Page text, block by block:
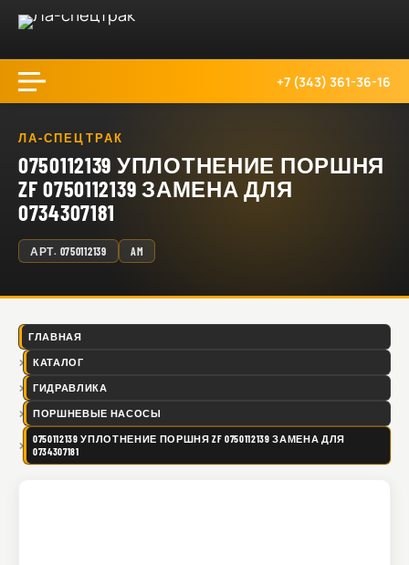
+7 (343) 361-36-16
ЛА-СПЕЦТРАК
0750112139 УПЛОТНЕНИЕ ПОРШНЯ
ZF 0750112139 ЗАМЕНА ДЛЯ
0734307181
АРТ. 0750112139 AM
ГЛАВНАЯ
КАТАЛОГ
ГИДРАВЛИКА
ПОРШНЕВЫЕ НАСОСЫ
0750112139 УПЛОТНЕНИЕ ПОРШНЯ ZF 0750112139 ЗАМЕНА ДЛЯ
0734307181